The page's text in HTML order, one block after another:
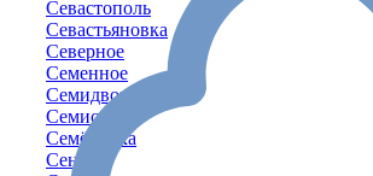
Севастополь
Севастьяновка
Северное
Семенное
Семидворье
Семисотка
Семёновка
Сенное